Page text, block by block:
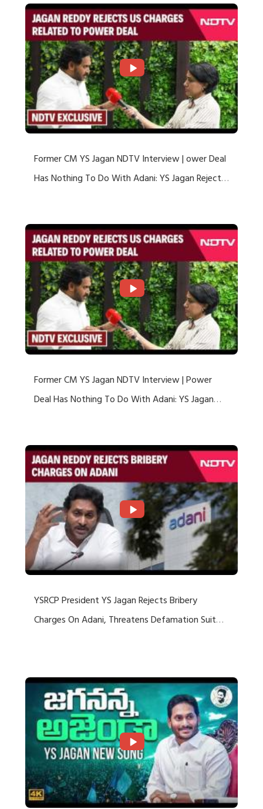
Former CM YS Jagan NDTV Interview | ower Deal
Has Nothing To Do With Adani: YS Jagan Rejects
Former CM YS Jagan NDTV Interview | Power
Deal Has Nothing To Do With Adani: YS Jagan
YSRCP President YS Jagan Rejects Bribery
Charges On Adani, Threatens Defamation Suit